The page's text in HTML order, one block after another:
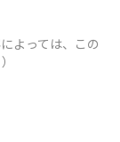
よっては、この